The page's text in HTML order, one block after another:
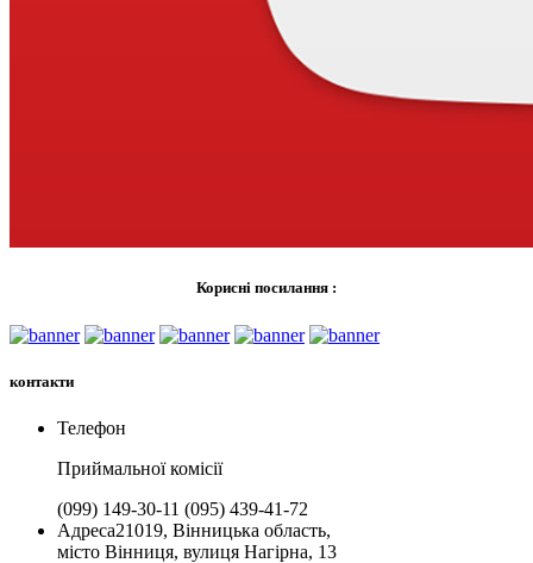
Корисні посилання :
контакти
Телефон
Приймальної комiсії
(099) 149-30-11 (095) 439-41-72
Адреса21019, Вінницька область,
місто Вінниця, вулиця Нагірна, 13